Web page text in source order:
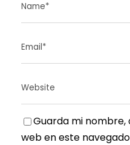
Guarda mi
web en este